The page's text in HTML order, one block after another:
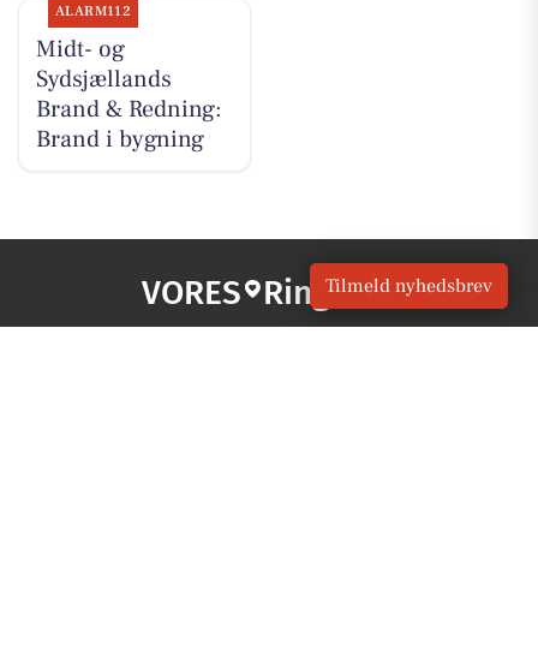
ALARM112
Midt- og
Sydsjællands
Brand & Redning:
Brand i bygning
VORES Ringsted
Tilmeld nyhedsbrev